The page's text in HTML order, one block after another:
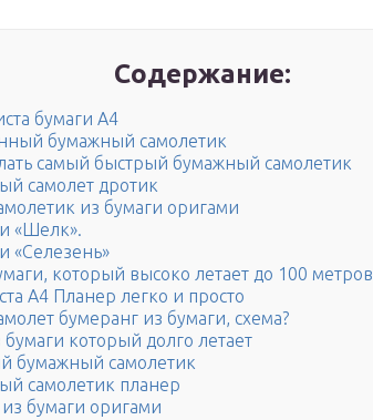
Содержание:
бумаги А4
бумажный самолетик
самый быстрый бумажный самолетик
самолет дротик
из бумаги оригами
«Шелк».
«Селезень»
который высоко летает до 100 метров
А4 Планер легко и просто
бумеранг из бумаги, схема?
который долго летает
бумажный самолетик
самолетик планер
бумаги оригами